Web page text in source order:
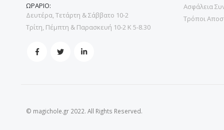
ΩΡΑΡΙΟ:
Δευτέρα, Τετάρτη & Σάββατο 10-2
Τρίτη, Πέμπτη & Παρασκευή 10-2 Κ 5-8.30
Ασφάλεια
Τρόποι
© magichole.gr 2022. All Rights Reserved.